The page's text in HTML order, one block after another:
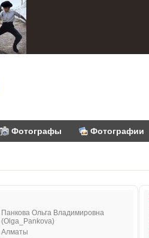
Фотографы Фотографии
Панкова Ольга Владимировна
(Olga_Pankova)
Алматы